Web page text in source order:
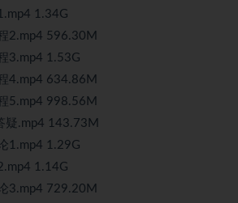
1.34G
2.mp4 596.30M
3.mp4 1.53G
4.mp4 634.86M
5.mp4 998.56M
疑.mp4 143.73M
1.mp4 1.29G
1.14G
3.mp4 729.20M